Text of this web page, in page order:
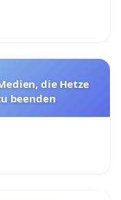
die Hetze
beenden